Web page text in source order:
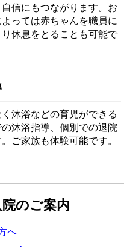
信にもつながります。お
っては赤ちゃんを職員に
休息をとることも可能で
沐浴などの育児ができる
沐浴指導、個別での退院
ご家族も体験可能です。
のご案内
へ